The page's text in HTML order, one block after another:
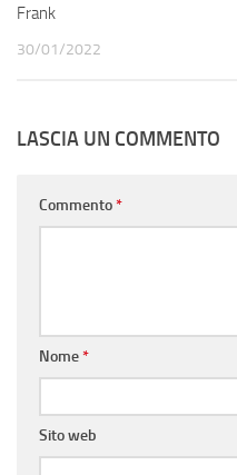
Frank
30/01/2022
LASCIA UN COMMENTO
Commento*
Nome*
Sito web